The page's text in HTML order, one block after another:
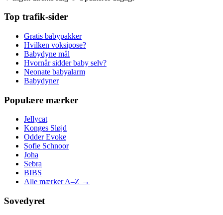
Top trafik-sider
Gratis babypakker
Hvilken voksipose?
Babydyne mål
Hvornår sidder baby selv?
Neonate babyalarm
Babydyner
Populære mærker
Jellycat
Konges Sløjd
Odder Evoke
Sofie Schnoor
Joha
Sebra
BIBS
Alle mærker A–Z →
Sovedyret